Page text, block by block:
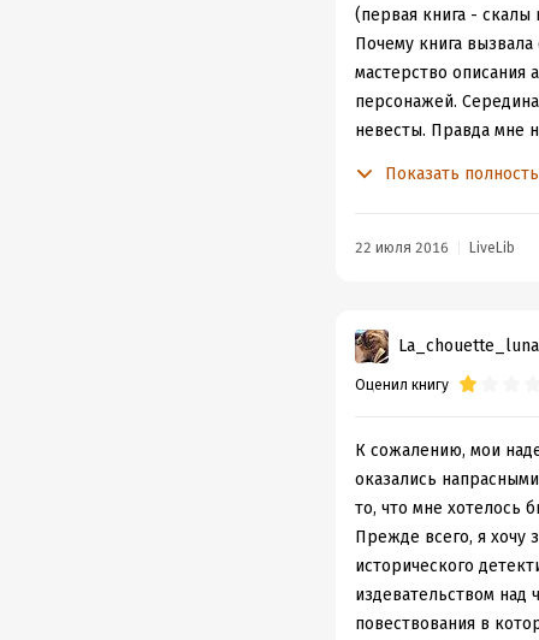
(первая книга - скалы
Почему книга
мастерство описания
персонажей.
невесты. Правда мне
более
заставляла себя их
Я конечно понимаю,
берется писать и
Показать
22 июля 2016 LiveLib
Оценил книгу
К сожалению, мои
оказались
то, что мне хотелось
Прежде всего, я хочу
исторического
издевательством над
повествования в